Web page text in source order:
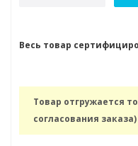
Весь товар
Товар отгружается
согласования заказа)